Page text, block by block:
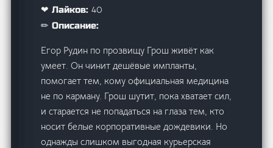
❤ Лайков:40
✏ Описание:
Егор Рудин по прозвищу Грош живёт как
умеет. Он чинит дешёвые импланты,
помогает тем, кому официальная медицина
не по карману. Грош шутит, пока хватает сил,
и старается не попадаться на глаза тем, кто
носит белые корпоративные дождевики. Но
однажды слишком выгодная курьерская